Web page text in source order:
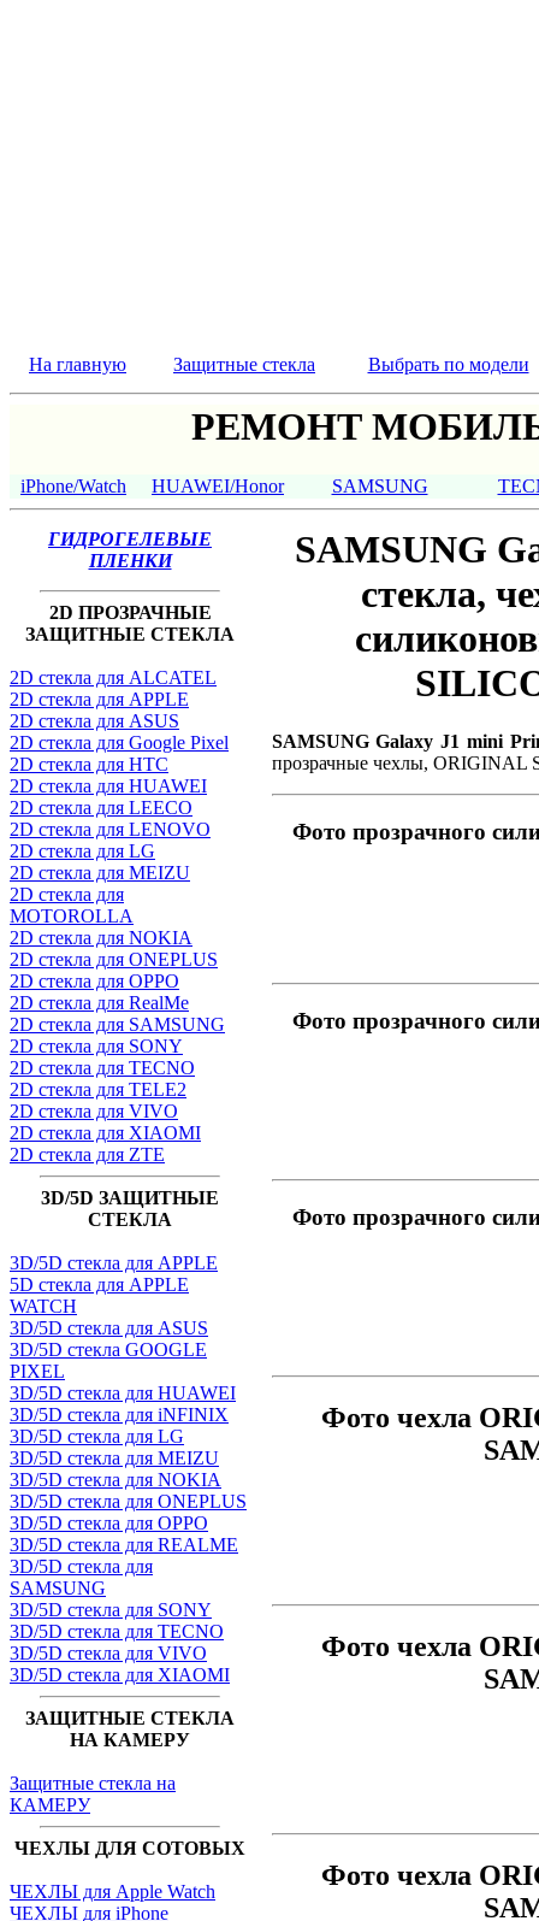
На главную Защитные стекла Выбрать по модели
РЕМОНТ
iPhone/Watch HUAWEI/Honor SAMSUNG
ГИДРОГЕЛЕВЫЕ
ПЛЕНКИ
2D ПРОЗРАЧНЫЕ
ЗАЩИТНЫЕ СТЕКЛА
2D стекла для ALCATEL
2D стекла для APPLE
2D стекла для ASUS
2D стекла для Google Pixel
2D стекла для HTC
2D стекла для HUAWEI
2D стекла для LEECO
2D стекла для LENOVO
2D стекла для LG
2D стекла для MEIZU
2D стекла для
MOTOROLLA
2D стекла для NOKIA
2D стекла для ONEPLUS
2D стекла для OPPO
2D стекла для RealMe
2D стекла для SAMSUNG
2D стекла для SONY
2D стекла для TECNO
2D стекла для TELE2
2D стекла для VIVO
2D стекла для XIAOMI
2D стекла для ZTE
3D/5D ЗАЩИТНЫЕ
СТЕКЛА
3D/5D стекла для APPLE
5D стекла для APPLE
WATCH
3D/5D стекла для ASUS
3D/5D стекла GOOGLE
PIXEL
3D/5D стекла для HUAWEI
3D/5D стекла для iNFINIX
3D/5D стекла для LG
3D/5D стекла для MEIZU
3D/5D стекла для NOKIA
3D/5D стекла для ONEPLUS
3D/5D стекла для OPPO
3D/5D стекла для REALME
3D/5D стекла для
SAMSUNG
3D/5D стекла для SONY
3D/5D стекла для TECNO
3D/5D стекла для VIVO
3D/5D стекла для XIAOMI
ЗАЩИТНЫЕ СТЕКЛА
НА КАМЕРУ
Защитные стекла на
КАМЕРУ
ЧЕХЛЫ ДЛЯ СОТОВЫХ
ЧЕХЛЫ для Apple Watch
ЧЕХЛЫ для iPhone
SAMSUNG
стекла,
SAMSUNG Galaxy J1 mini
прозрачные чехлы, ORIGINAL
Фото прозрачного
Фото прозрачного
Фото прозрачного
Фото чехла
Фото чехла
Фото чехла